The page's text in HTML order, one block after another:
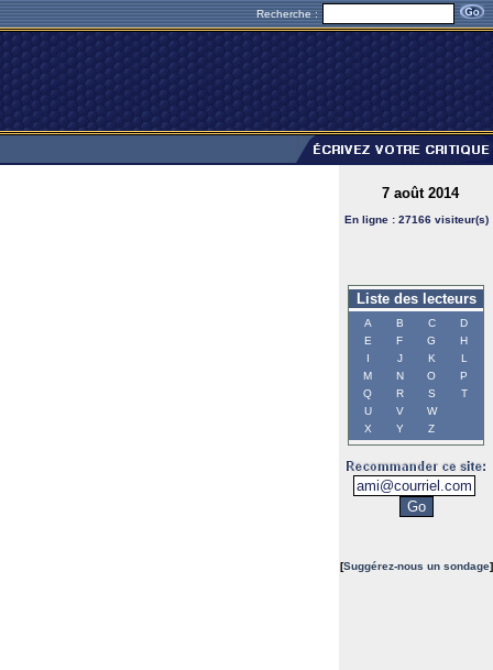
Recherche :
7 août 2014
En ligne : 27166 visiteur(s)
Liste des lecteurs
A B C
D
E
F G
H
I
J K
L
M
N O
P
Q
R S
T
U
V
W
X
Y Z
[Suggérez-nous un sondage]